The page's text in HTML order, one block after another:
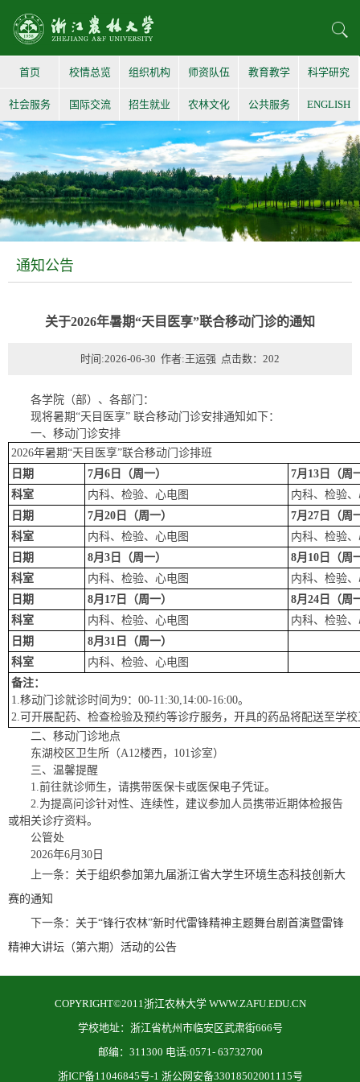
首页 校情总览 组织机构 师资队伍 教育教学 科学研究
社会服务 国际交流 招生就业 农林文化 公共服务 ENGLISH
通知公告
关于2026年暑期“天目医享”联合移动门诊的通知
时间:2026-06-30 作者:王运强 点击数： 202
各学院（部）、各部门：
现将暑期“天目医享” 联合移动门诊安排通知如下：
一、移动门诊安排
2026年暑期“天目医享”联合移动门诊排班
日期
7月6日（周一） 7月13日（周
科室
内科、检验、心电图
内科、检验
日期
7月20日（周一） 7月27日（周
科室
内科、检验、心电图
内科、检验
日期
8月3日（周一） 8月10日（周
科室
内科、检验、心电图
内科、检验
日期
8月17日（周一） 8月24日（周
科室
内科、检验、心电图
内科、检验
日期
8月31日（周一）
科室
内科、检验、心电图
备注：
1.移动门诊就诊时间为9：00-11:30,14:00-16:00。
2.可开展配药、检查检验及预约等诊疗服务，开具的药品将配送至学
二、移动门诊地点
东湖校区卫生所（A12楼西，101诊室）
三、温馨提醒
1.前往就诊师生，请携带医保卡或医保电子凭证。
2.为提高问诊针对性、连续性，建议参加人员携带近期体检报告
或相关诊疗资料。
公管处
2026年6月30日
上一条： 关于组织参加第九届浙江省大学生环境生态科技创新大
赛的通知
下一条： 关于“锋行农林”新时代雷锋精神主题舞台剧首演暨雷锋
精神大讲坛（第六期）活动的公告
COPYRIGHT©2011浙江农林大学 WWW.ZAFU.EDU.CN
学校地址：浙江省杭州市临安区武肃街666号
邮编：311300 电话:0571- 63732700
浙ICP备11046845号-1 浙公网安备33018502001115号